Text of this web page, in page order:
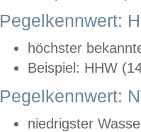
Pegelkennwert:
höchster
Beispiel: HHW
Pegelkennwert:
niedrigster